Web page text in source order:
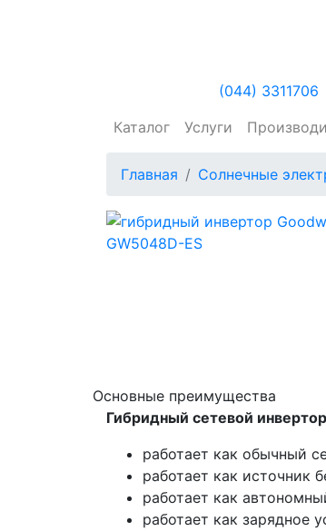
(044) 3311706
Каталог
Услуги
Главная Солнечные
Основные преимущества
Гибридный сетевой
работает как обычный
работает как источник
работает как
работает как зарядное